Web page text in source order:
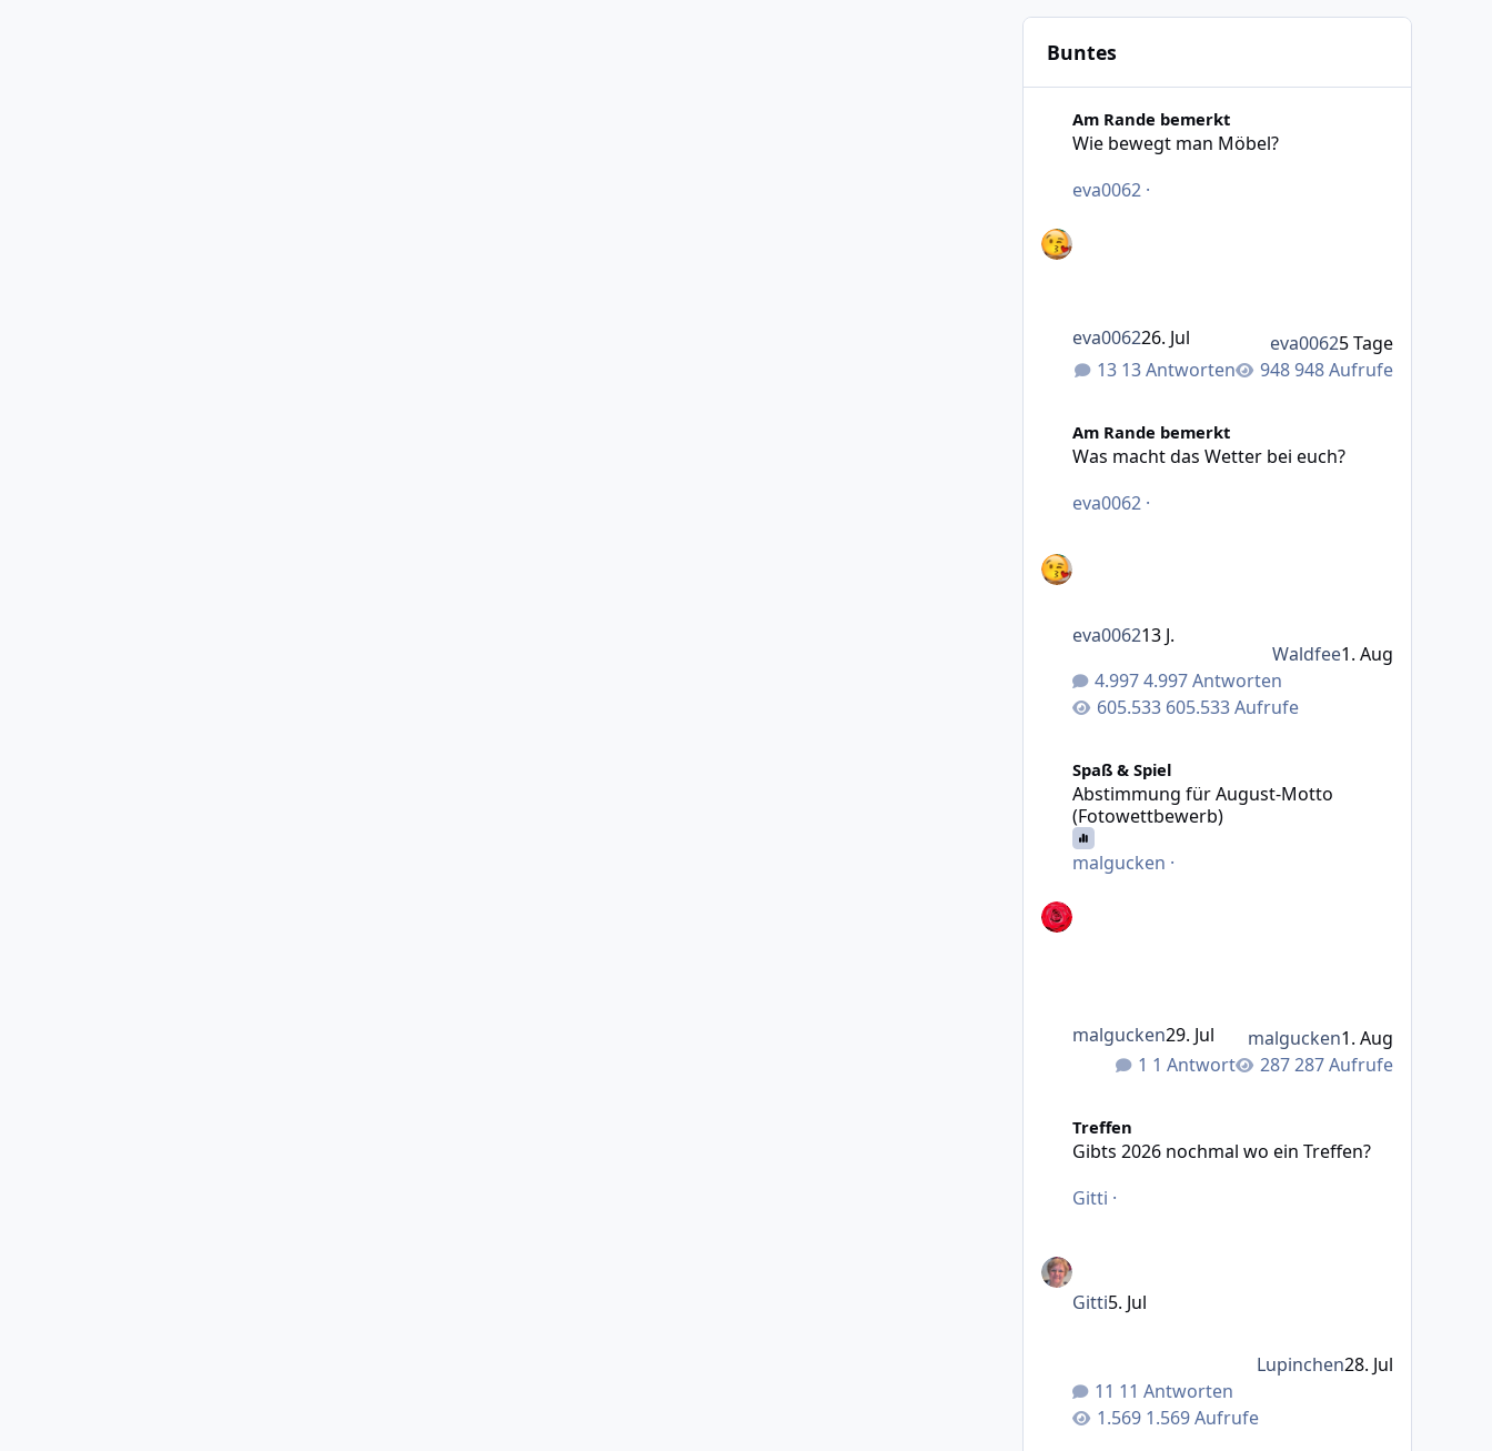
Buntes
Am Rande bemerkt
Wie bewegt man Möbel?
eva0062 ·
13 Antworten 948 Aufrufe
eva006226. Jul eva00625 Tage
Am Rande bemerkt
Was macht das Wetter bei euch?
eva0062 ·
4.997 Antworten
605.533 Aufrufe
eva006213 J.
Waldfee1. Aug
Spaß & Spiel
Abstimmung für August-Motto
(Fotowettbewerb)
malgucken ·
1 Antwort 287 Aufrufe
malgucken29. Jul malgucken1. Aug
Treffen
Gibts 2026 nochmal wo ein Treffen?
Gitti ·
11 Antworten
1.569 Aufrufe
Gitti5. Jul
Lupinchen28. Jul